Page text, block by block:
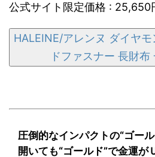
公式サイト限定価格 : 25,650
HALEINE/アレンヌ ダイヤ
ドファスナー 長財布
圧倒的なインパクトの“ゴー
開いても“ゴールド”で金運が